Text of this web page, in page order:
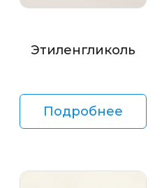
Этиленгликоль
Подробнее